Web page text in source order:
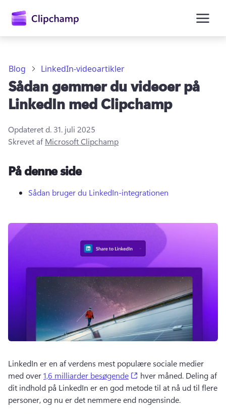
Prøv det gratis
Blog LinkedIn-videoartikler
Sådan gemmer du videoer på
LinkedIn med Clipchamp
Opdateret d. 31. juli 2025
Skrevet afMicrosoft Clipchamp
På denne side
Sådan bruger du LinkedIn-integrationen
LinkedIn er en af verdens mest populære sociale medier
med over 1,6 milliarder besøgende (opens in a new tab)
hver måned. Deling af
dit indhold på LinkedIn er en god metode til at nå ud til flere
personer, og nu er det nemmere end nogensinde.